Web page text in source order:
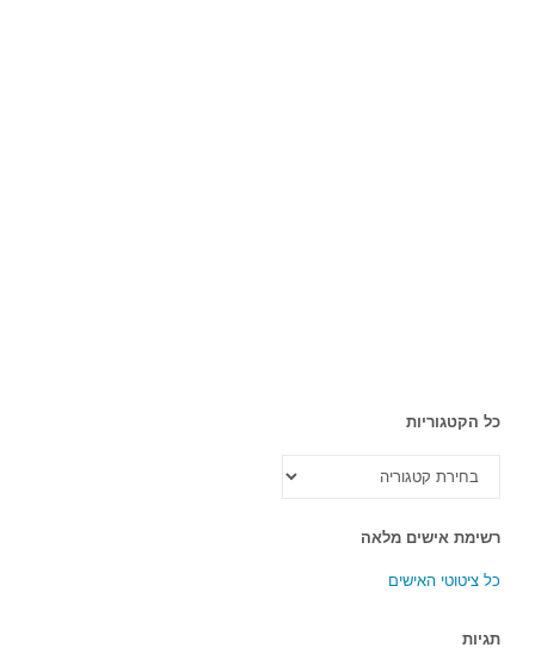
כל הקטגוריות
הקטגוריות
רשימת אישים מלאה
כל ציטוטי האישים
תגיות